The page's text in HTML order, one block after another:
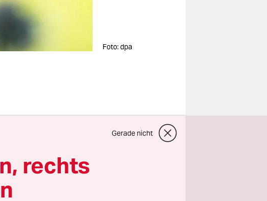
Foto: dpa
Gerade nicht
rechts